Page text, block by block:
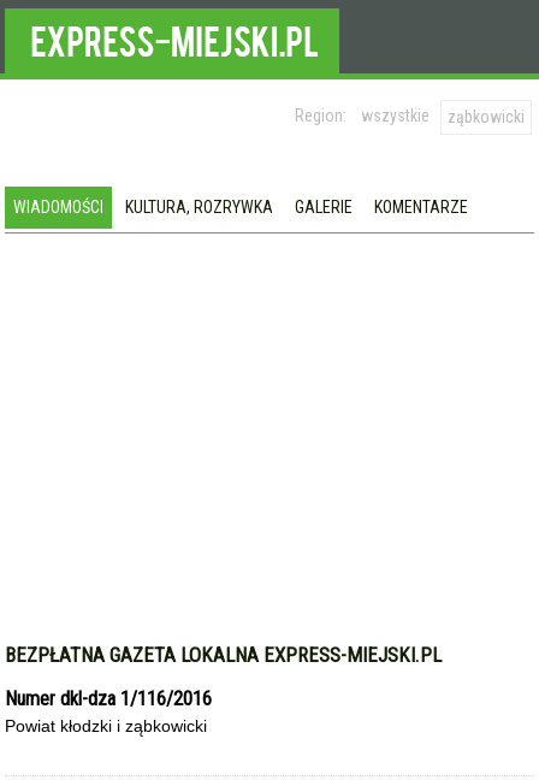
Region: wszystkie ząbkowicki
WIADOMOŚCI KULTURA, ROZRYWKA GALERIE KOMENTARZE
BEZPŁATNA GAZETA LOKALNA EXPRESS-MIEJSKI.PL
Numer dkl-dza 1/116/2016
Powiat kłodzki i ząbkowicki